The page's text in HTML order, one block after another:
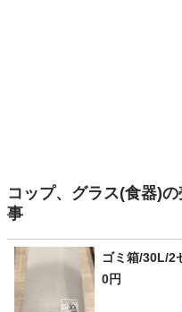
コップ、グラス(食器)
事
ゴミ箱/30L/2
0円